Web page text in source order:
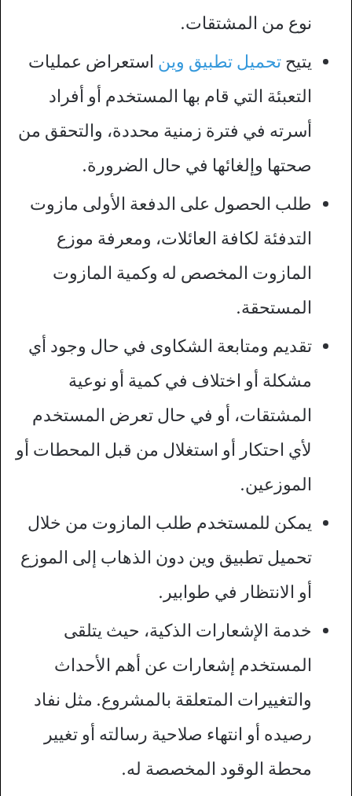
نوع من المشتقات.
يتيح تحميل تطبيق وين استعراض عمليات
التعبئة التي قام بها المستخدم أو أفراد
أسرته في فترة زمنية محددة، والتحقق من
صحتها وإلغائها في حال الضرورة.
طلب الحصول على الدفعة الأولى مازوت
التدفئة لكافة العائلات، ومعرفة موزع
المازوت المخصص له وكمية المازوت
المستحقة.
تقديم ومتابعة الشكاوى في حال وجود أي
مشكلة أو اختلاف في كمية أو نوعية
المشتقات، أو في حال تعرض المستخدم
لأي احتكار أو استغلال من قبل المحطات أو
الموزعين.
يمكن للمستخدم طلب المازوت من خلال
تحميل تطبيق وين دون الذهاب إلى الموزع
أو الانتظار في طوابير.
خدمة الإشعارات الذكية، حيث يتلقى
المستخدم إشعارات عن أهم الأحداث
والتغييرات المتعلقة بالمشروع. مثل نفاد
رصيده أو انتهاء صلاحية رسالته أو تغيير
محطة الوقود المخصصة له.